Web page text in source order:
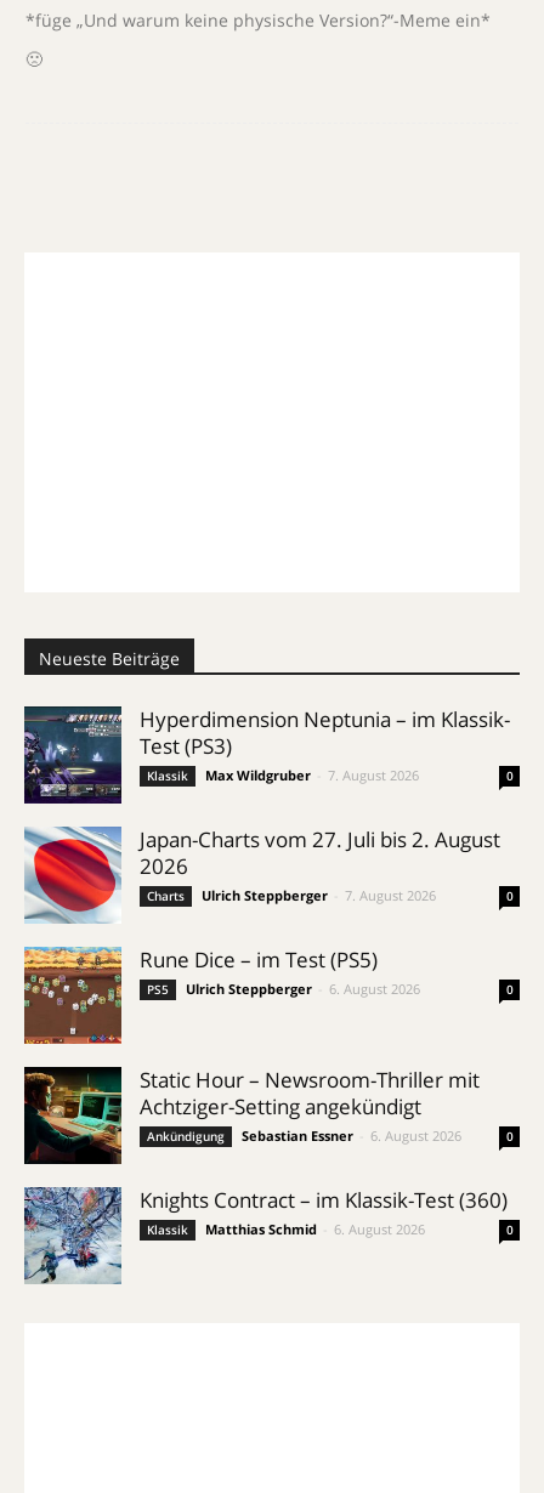
*füge „Und warum keine physische Version?“-Meme ein*
🙁
Neueste Beiträge
Hyperdimension Neptunia – im Klassik-
Test (PS3)
Klassik Max Wildgruber 7. August 2026 0
Japan-Charts vom 27. Juli bis 2. August
2026
Charts Ulrich Steppberger 7. August 2026 0
Rune Dice – im Test (PS5)
PS5 Ulrich Steppberger 6. August 2026 0
Static Hour – Newsroom-Thriller mit
Achtziger-Setting angekündigt
Ankündigung Sebastian Essner 6. August 2026 0
Knights Contract – im Klassik-Test (360)
Klassik Matthias Schmid 6. August 2026 0